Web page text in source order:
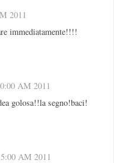
2011
immediatamente!!!!
AM 2011
golosa!!la segno!baci!
AM 2011